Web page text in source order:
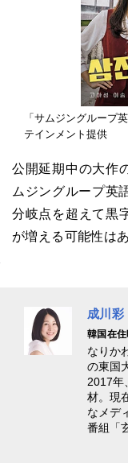
「サムジングループ
テインメント提供
公開延期中の大作
ムジングループ英
分岐点を超えて黒
が増える可能性は
成川彩
韓国在
なりか
の東国
2017年
材。現
なメデ
番組「